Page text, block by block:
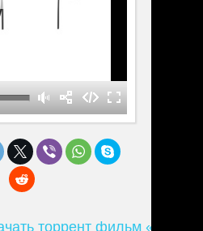
торрент фильм